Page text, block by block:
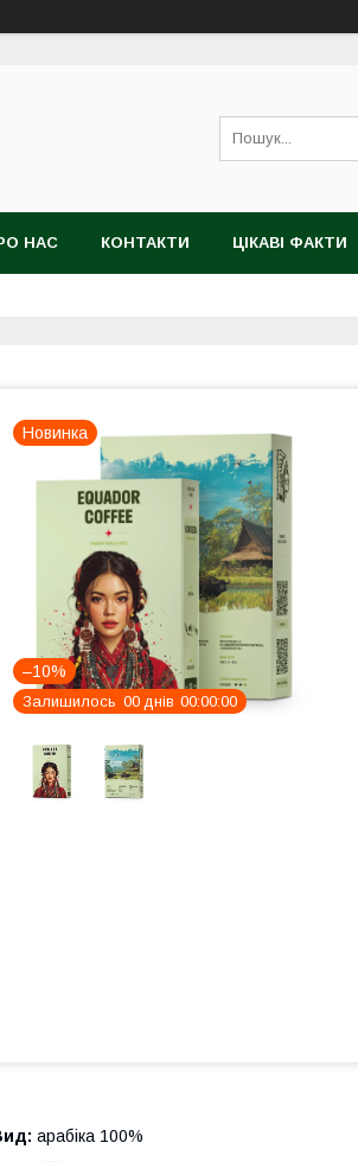
НАС КОНТАКТИ ЦІКАВІ ФАКТИ
Новинка
–10%
Залишилось 00 днів 00 00 00
арабіка 100%